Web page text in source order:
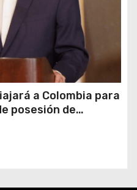
a Colombia para
posesión de